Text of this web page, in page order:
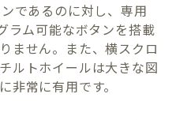
であるのに対し、専用
ラム可能なボタンを搭載
ません。また、横スクロ
ルトホイールは大きな図
非常に有用です。